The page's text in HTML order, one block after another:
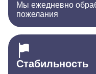
Мы ежедневно
пожелания
Стабильность